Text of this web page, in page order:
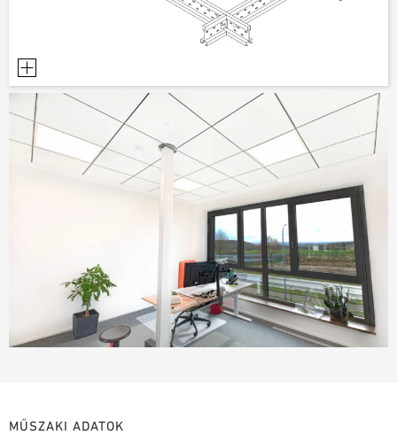
VIDEÓK
MINTA MEGRENDELÉS
MŰSZAKI ADATOK